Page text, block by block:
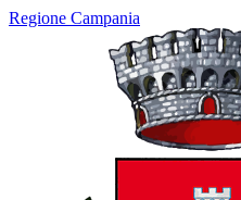
Regione Campania